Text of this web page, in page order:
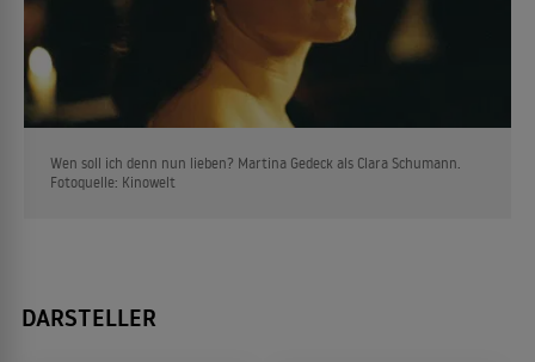
Wen soll ich denn nun lieben? Martina Gedeck als Clara Schumann.
Fotoquelle: Kinowelt
DARSTELLER